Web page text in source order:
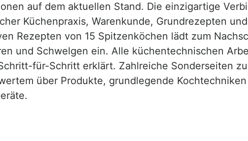
auf dem aktuellen Stand. Die einzigartige
Küchenpraxis, Warenkunde, Grundrezepten
Rezepten von 15 Spitzenköchen lädt zum
und Schwelgen ein. Alle küchentechnischen
für-Schritt erklärt. Zahlreiche Sonderseiten zu
über Produkte, grundlegende